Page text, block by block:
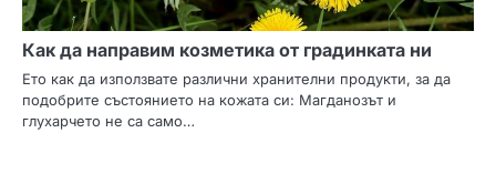
Как да направим козметика от градинката ни
Ето как да използвате различни хранителни продукти, за да
подобрите състоянието на кожата си: Магданозът и
глухарчето не са само…